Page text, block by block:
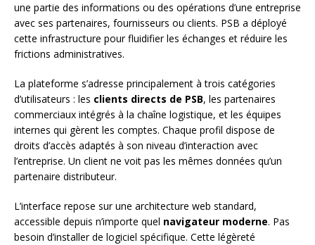
une partie des informations ou des opérations d’une entreprise
avec ses partenaires, fournisseurs ou clients. PSB a déployé
cette infrastructure pour fluidifier les échanges et réduire les
frictions administratives.
La plateforme s’adresse principalement à trois catégories
d’utilisateurs : les clients directs de PSB, les partenaires
commerciaux intégrés à la chaîne logistique, et les équipes
internes qui gèrent les comptes. Chaque profil dispose de
droits d’accès adaptés à son niveau d’interaction avec
l’entreprise. Un client ne voit pas les mêmes données qu’un
partenaire distributeur.
L’interface repose sur une architecture web standard,
accessible depuis n’importe quel navigateur moderne. Pas
besoin d’installer de logiciel spécifique. Cette légèreté